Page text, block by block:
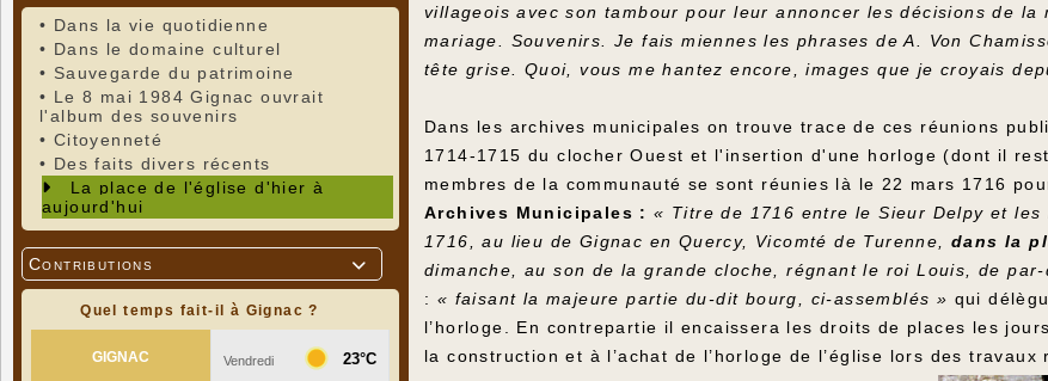
• Dans la vie quotidienne
• Dans le domaine culturel
• Sauvegarde du patrimoine
• Le 8 mai 1984 Gignac ouvrait
l'album des souvenirs
• Citoyenneté
• Des faits divers récents
La place de l'église d'hier à
aujourd'hui

Contributions
Quel temps fait-il à Gignac ?
villageois avec son tambour pour leur annoncer les décisions de
mariage. Souvenirs. Je fais miennes les phrases de A. Von
tête grise. Quoi, vous me hantez encore, images que je croyais
Dans les archives municipales on trouve trace de ces réunions
1714-1715 du clocher Ouest et l'insertion d'une horloge (dont il
membres de la communauté se sont réunies là le 22 mars 1716
Archives Municipales : « Titre de 1716 entre le Sieur Delpy et les
1716, au lieu de Gignac en Quercy, Vicomté de Turenne, dans la
dimanche, au son de la grande cloche, régnant le roi Louis, de
: « faisant la majeure partie du-dit bourg, ci-assemblés » qui
l’horloge. En contrepartie il encaissera les droits de places les
la construction et à l’achat de l’horloge de l’église lors des travaux